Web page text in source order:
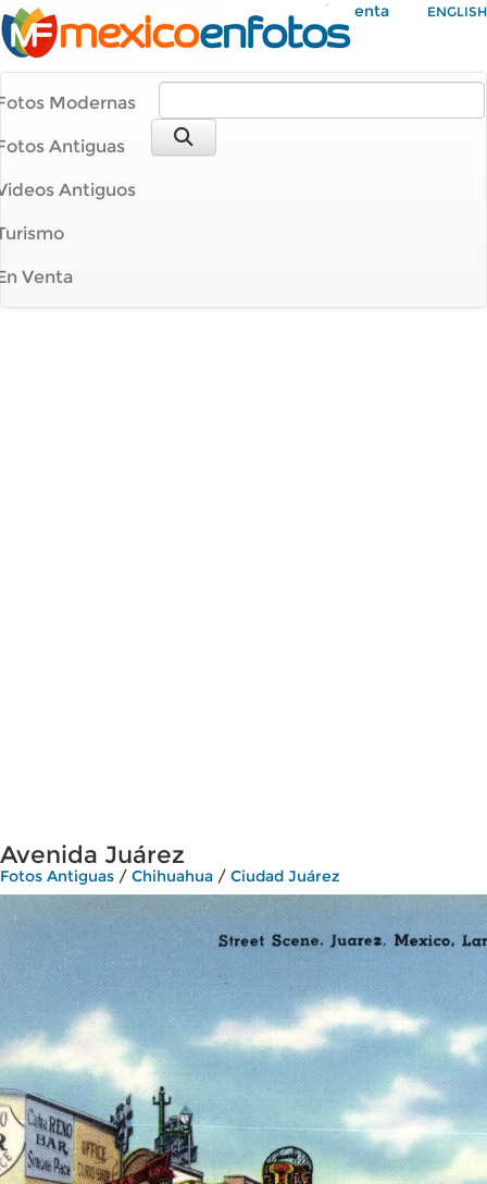
Mi Cuenta ENGLISH
Modernas
Antiguas
Antiguos
Venta
Avenida Juárez
Fotos Antiguas / Chihuahua / Ciudad Juárez